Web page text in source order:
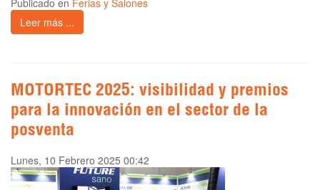
Publicado en Ferias y Salones
Leer más ...
MOTORTEC 2025: visibilidad y premios
para la innovación en el sector de la
posventa
Lunes, 10 Febrero 2025 00:42